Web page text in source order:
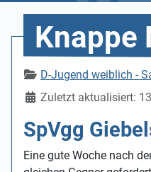
Knappe
DetailsD-Jugend weiblich -
Zuletzt aktualisiert:
SpVgg
Eine gute Woche nach